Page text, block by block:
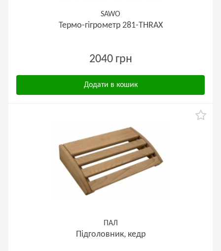
SAWO
Термо-гігрометр 281-THRAX
2040 грн
Додати в кошик
ПАЛ
Підголовник, кедр